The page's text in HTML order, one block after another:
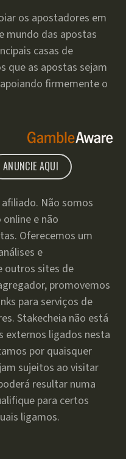
os apostadores em
mundo das apostas
casas de
que as apostas sejam
firmemente o
ANUNCIE AQUI
Não somos
e não
Oferecemos um
e
outros sites de
promovemos
para serviços de
Stakecheia não está
externos ligados nesta
por quaisquer
sujeitos ao visitar
resultar numa
para certos
ligamos.